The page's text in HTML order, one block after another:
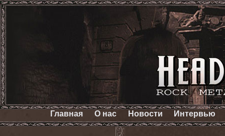
Главная О нас Новости Интервью